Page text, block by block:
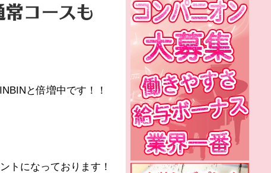
常コースも
と倍増中です！！
トになっております！